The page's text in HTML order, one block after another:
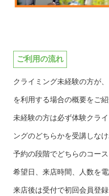
ご利用の流れ
クライミング未経験の方が
を利用する場合の概要をご紹
未経験の方は必ず体験クラ
ングのどちらかを受講しなけ
予約の段階でどちらのコー
希望日、来店時間、人数を
来店後は受付で初回会員登